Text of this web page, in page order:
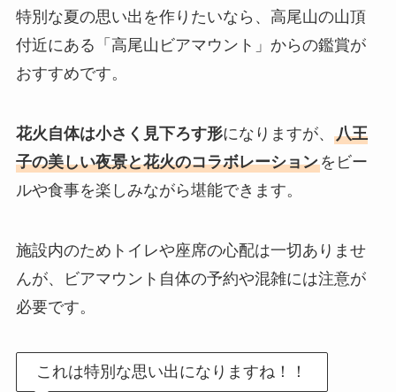
特別な夏の思い出を作りたいなら、高尾山の山頂
付近にある「高尾山ビアマウント」からの鑑賞が
おすすめです。
花火自体は小さく見下ろす形になりますが、 八王
子の美しい夜景と花火のコラボレーションをビー
ルや食事を楽しみながら堪能できます。
施設内のためトイレや座席の心配は一切ありませ
んが、ビアマウント自体の予約や混雑には注意が
必要です。
これは特別な思い出になりますね！！